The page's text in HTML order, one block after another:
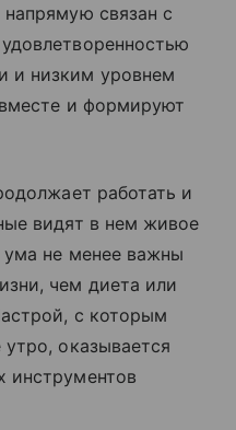
связан с
и низким уровнем
и формируют
работать и
видят в нем живое
ума не менее важны
чем диета или
с которым
оказывается
инструментов